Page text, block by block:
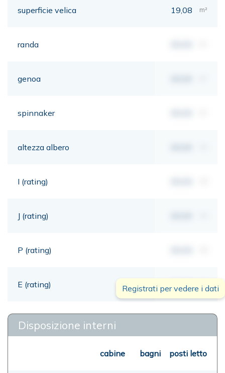
superficie velica 19,08 m²
randa
genoa
spinnaker
altezza albero
I (rating)
J (rating)
P (rating)
E (rating) 00,00 mt
Registrati per vedere i dati
Disposizione interni
cabine bagni posti letto